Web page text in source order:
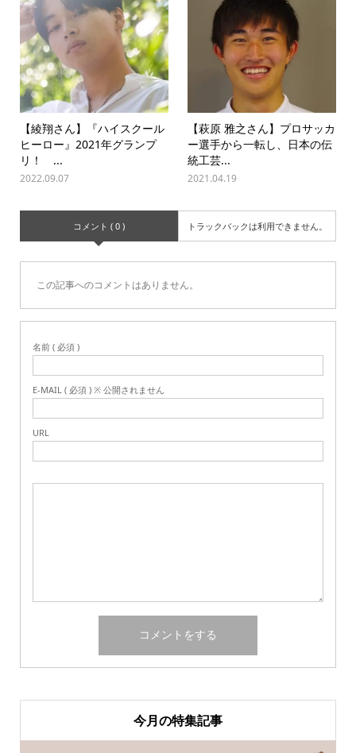
【綾翔さん】『ハイスクール
ヒーロー』2021年グランプ
リ！ ...
2022.09.07
【萩原 雅之さん】プロサッカ
ー選手から一転し、日本の伝
統工芸...
2021.04.19
コメント ( 0 ) トラックバックは利用できません。
この記事へのコメントはありません。
名前 ( 必須 )
E-MAIL ( 必須 ) ※ 公開されません
URL
今月の特集記事